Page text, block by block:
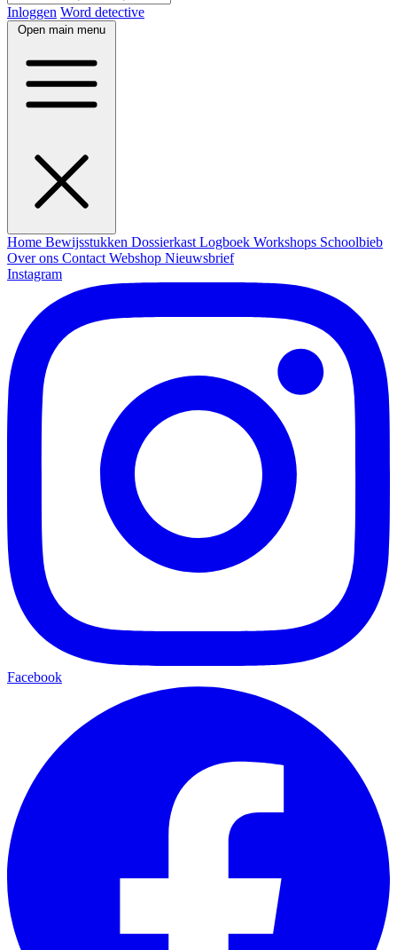
Inloggen Word detective
Open main menu
Home Bewijsstukken Dossierkast Logboek Workshops Schoolbieb
Over ons Contact Webshop Nieuwsbrief
Instagram
Facebook